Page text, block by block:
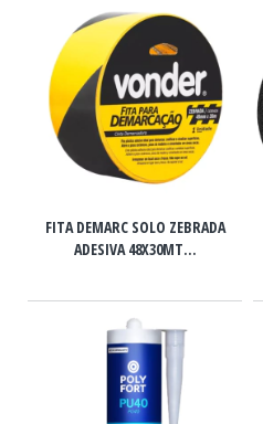
FITA DEMARC SOLO ZEBRADA
ADESIVA 48X30MT...